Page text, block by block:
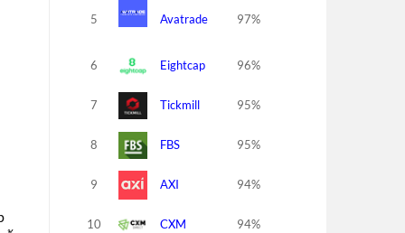
5 Avatrade 97%
6 Eightcap 96%
7 Tickmill 95%
8 FBS 95%
9 AXI 94%
10 CXM 94%